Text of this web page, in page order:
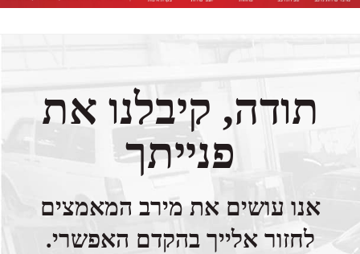
תודה, קיבלנו את
פנייתך
אנו עושים את מירב המאמצים
לחזור אלייך בהקדם האפשרי.